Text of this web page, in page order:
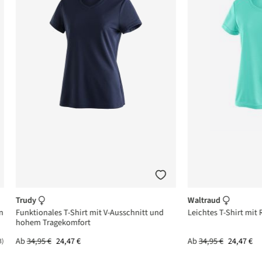
Bewertung von 5 von 5 Sternen
Trudy
Funktionales T-Shirt mit V-Ausschnitt und
hohem Tragekomfort
Ab34,95 € 24,47 €
Waltraud
Leichtes T-Shirt mit
Ab34,95 € 24,47 €